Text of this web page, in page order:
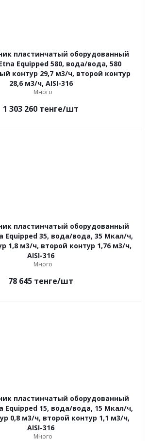
пластинчатый оборудованный
Equipped 580, вода/вода, 580
контур 29,7 м3/ч, второй контур
28,6 м3/ч, AISI-316
Много
1 303 260 тенге/шт
пластинчатый оборудованный
Equipped 35, вода/вода, 35 Мкал/ч,
1,8 м3/ч, второй контур 1,76 м3/ч,
AISI-316
Много
78 645 тенге/шт
пластинчатый оборудованный
Equipped 15, вода/вода, 15 Мкал/ч,
0,8 м3/ч, второй контур 1,1 м3/ч,
AISI-316
Много